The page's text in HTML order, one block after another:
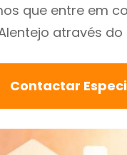
que entre em
através
Contactar